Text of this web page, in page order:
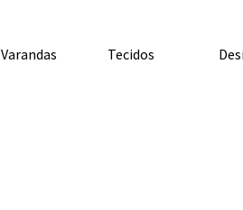
Varandas Tecidos